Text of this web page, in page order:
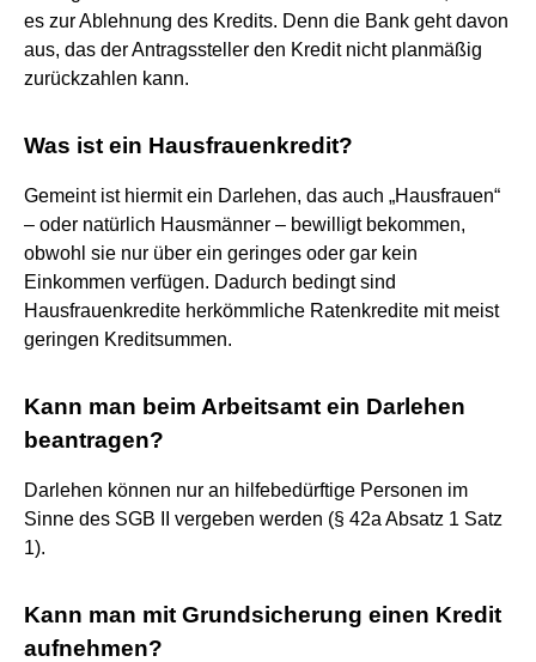
es zur Ablehnung des Kredits. Denn die Bank geht davon
aus, das der Antragssteller den Kredit nicht planmäßig
zurückzahlen kann.
Was ist ein Hausfrauenkredit?
Gemeint ist hiermit ein Darlehen, das auch „Hausfrauen“
– oder natürlich Hausmänner – bewilligt bekommen,
obwohl sie nur über ein geringes oder gar kein
Einkommen verfügen. Dadurch bedingt sind
Hausfrauenkredite herkömmliche Ratenkredite mit meist
geringen Kreditsummen.
Kann man beim Arbeitsamt ein Darlehen
beantragen?
Darlehen können nur an hilfebedürftige Personen im
Sinne des SGB II vergeben werden (§ 42a Absatz 1 Satz
1).
Kann man mit Grundsicherung einen Kredit
aufnehmen?